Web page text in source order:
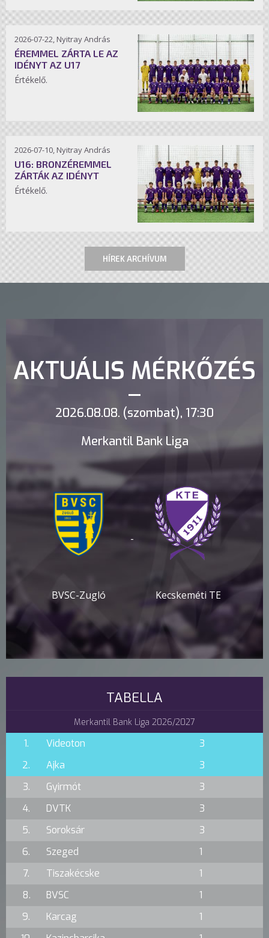
2026-07-22, Nyitray András
ÉREMMEL ZÁRTA LE AZ
IDÉNYT AZ U17
Értékelő.
2026-07-10, Nyitray András
U16: BRONZÉREMMEL
ZÁRTÁK AZ IDÉNYT
Értékelő.
HÍREK ARCHÍVUM
AKTUÁLIS MÉRKŐZÉS
2026.08.08. (szombat), 17:30
Merkantil Bank Liga
BVSC-Zugló
-
Kecskeméti TE
TABELLA
Merkantil Bank Liga 2026/2027
1. Videoton
3
2.
Ajka
3
3.
Gyirmót
3
4.
DVTK
3
5.
Soroksár
3
6.
Szeged
1
7.
Tiszakécske
1
8.
BVSC
1
9.
Karcag
1